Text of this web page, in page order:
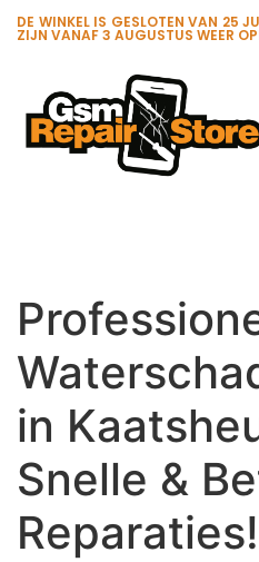
DE WINKEL IS GESLOTEN VAN 25
ZIJN VANAF 3 AUGUSTUS WEER
in
Snelle &
Reparaties!